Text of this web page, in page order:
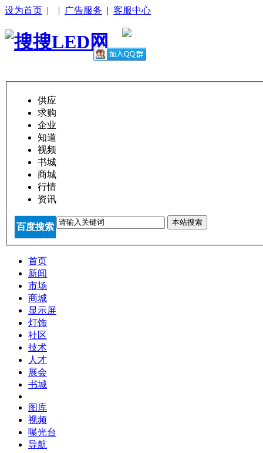
设为首页 | | 广告服务 | 客服中心
供应
求购
企业
知道
视频
书城
商城
行情
资讯
百度搜索 本站搜索
首页
新闻
市场
商城
显示屏
灯饰
社区
技术
人才
展会
书城
图库
视频
曝光台
导航